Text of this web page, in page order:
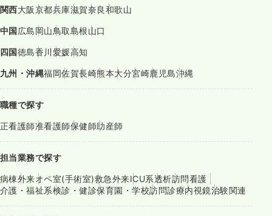
関西大阪京都兵庫滋賀奈良和歌山
中国広島岡山鳥取島根山口
四国徳島香川愛媛高知
九州・沖縄福岡佐賀長崎熊本大分宮崎鹿児島沖縄
職種で探す
正看護師准看護師保健師助産師
担当業務で探す
病棟外来オペ室(手術室)救急外来ICU系透析訪問看護
介護・福祉系検診・健診保育園・学校訪問診療内視鏡治験関連